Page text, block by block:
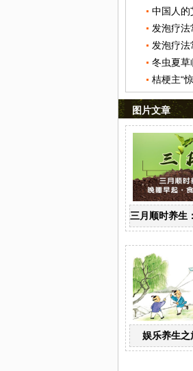
中国人的
发泡疗
发泡疗
冬虫夏草
桔梗主“
图片文章
三月顺时养生
娱乐养生之